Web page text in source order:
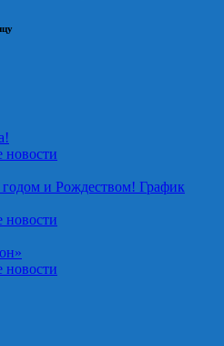
новости
и Рождеством! График
новости
новости